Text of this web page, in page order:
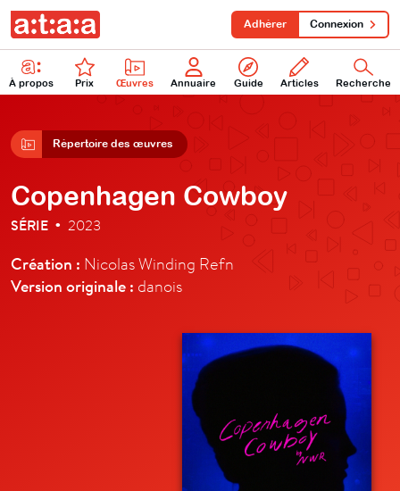
À propos Prix Œuvres Annuaire Guide Articles Recherche
Adhérer Connexion
Répertoire des œuvres
Copenhagen Cowboy
SÉRIE • 2023
Création : Nicolas Winding Refn
Version originale : danois